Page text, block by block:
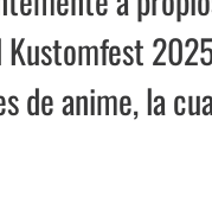
de anime, la